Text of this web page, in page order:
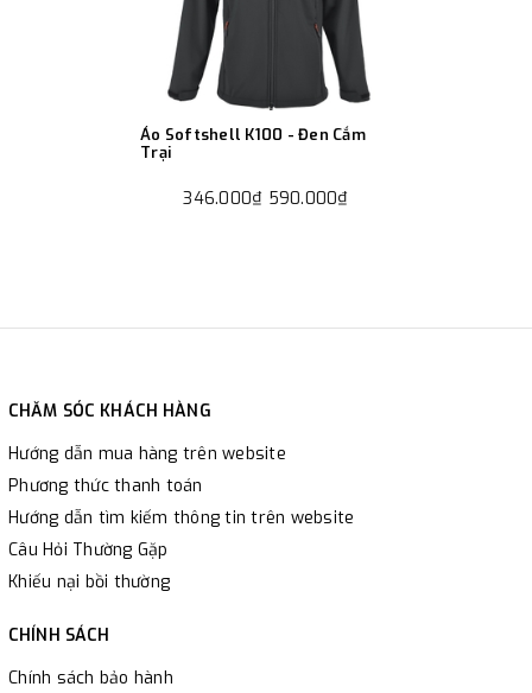
Áo Softshell K100 - Đen Cắm
Trại
346.000₫ 590.000₫
CHĂM SÓC KHÁCH HÀNG
Hướng dẫn mua hàng trên website
Phương thức thanh toán
Hướng dẫn tìm kiếm thông tin trên website
Câu Hỏi Thường Gặp
Khiếu nại bồi thường
CHÍNH SÁCH
Chính sách bảo hành